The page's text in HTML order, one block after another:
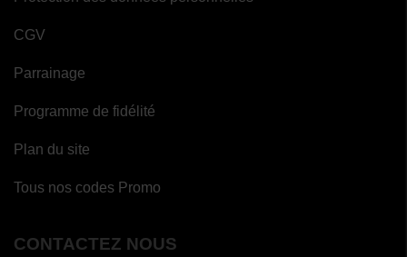
CGV
Parrainage
Programme de fidélité
Plan du site
Tous nos codes Promo
CONTACTEZ NOUS